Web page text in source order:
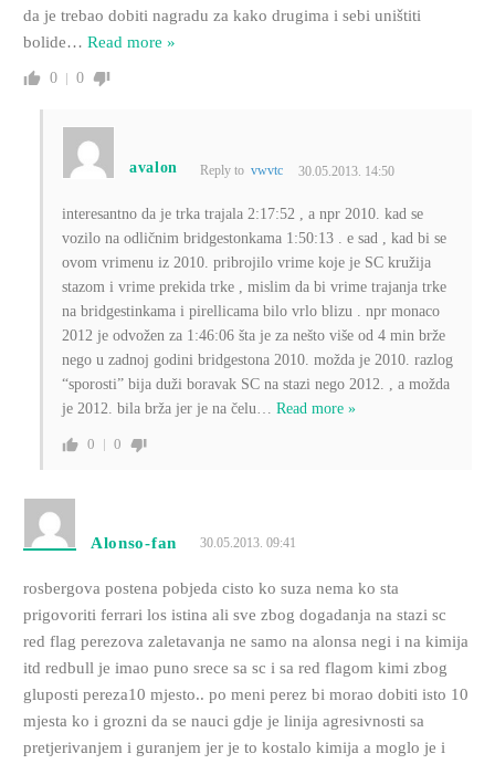
da je trebao dobiti nagradu za kako drugima i sebi uništiti
bolide… Read more »
0 0
avalon Reply tovwvtc 30.05.2013. 14:50
interesantno da je trka trajala 2:17:52 , a npr 2010. kad se
vozilo na odličnim bridgestonkama 1:50:13 . e sad , kad bi se
ovom vrimenu iz 2010. pribrojilo vrime koje je SC kružija
stazom i vrime prekida trke , mislim da bi vrime trajanja trke
na bridgestinkama i pirellicama bilo vrlo blizu . npr monaco
2012 je odvožen za 1:46:06 šta je za nešto više od 4 min brže
nego u zadnoj godini bridgestona 2010. možda je 2010. razlog
“sporosti” bija duži boravak SC na stazi nego 2012. , a možda
je 2012. bila brža jer je na čelu… Read more »
0 0
Alonso-fan 30.05.2013. 09:41
rosbergova postena pobjeda cisto ko suza nema ko sta
prigovoriti ferrari los istina ali sve zbog dogadanja na stazi sc
red flag perezova zaletavanja ne samo na alonsa negi i na kimija
itd redbull je imao puno srece sa sc i sa red flagom kimi zbog
gluposti pereza10 mjesto.. po meni perez bi morao dobiti isto 10
mjesta ko i grozni da se nauci gdje je linija agresivnosti sa
pretjerivanjem i guranjem jer je to kostalo kimija a moglo je i